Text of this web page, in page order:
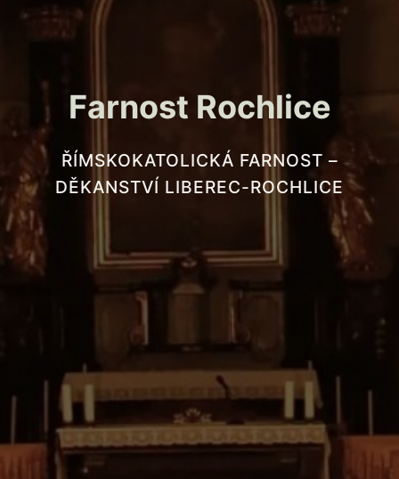
Farnost Rochlice
ŘÍMSKOKATOLICKÁ FARNOST –
DĚKANSTVÍ LIBEREC-ROCHLICE